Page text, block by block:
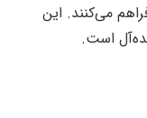
می‌کنند. این
است.